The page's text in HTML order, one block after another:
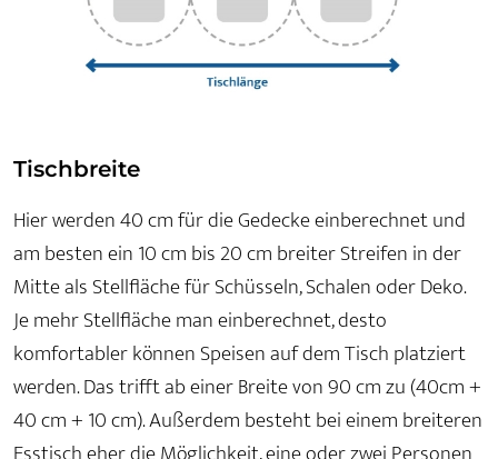
Tischbreite
Hier werden 40 cm für die Gedecke einberechnet und
am besten ein 10 cm bis 20 cm breiter Streifen in der
Mitte als Stellfläche für Schüsseln, Schalen oder Deko.
Je mehr Stellfläche man einberechnet, desto
komfortabler können Speisen auf dem Tisch platziert
werden. Das trifft ab einer Breite von 90 cm zu (40cm +
40 cm + 10 cm). Außerdem besteht bei einem breiteren